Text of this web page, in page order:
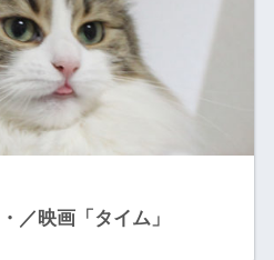
／映画「タイム」